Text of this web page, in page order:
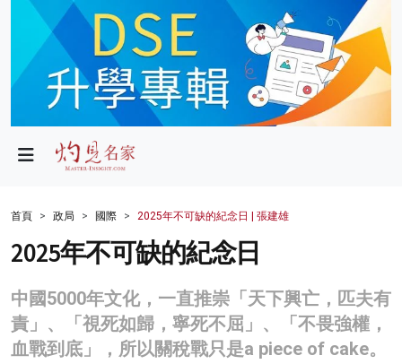
政局
財經
生活
科技
首頁 政局 國際 2025年不可缺的紀念日 | 張建雄
2025年不可缺的紀念日
中國5000年文化，一直推崇「天下興亡，匹夫有
責」、「視死如歸，寧死不屈」、「不畏強權，
血戰到底」，所以關稅戰只是a piece of cake。